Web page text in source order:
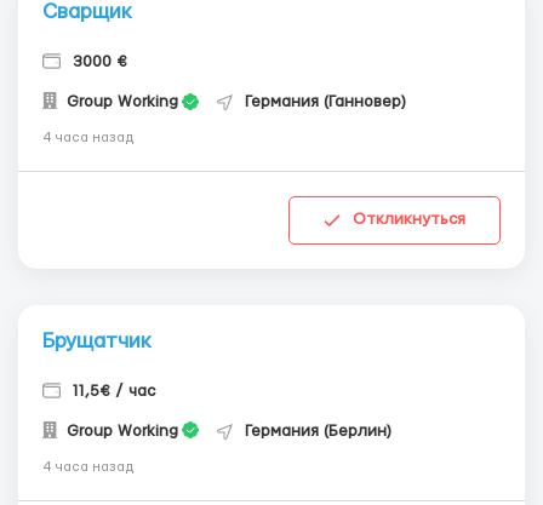
Сварщик
3000 €
Group Working Германия (Ганновер)
4 часа назад
Откликнуться
Брущатчик
11,5€ / час
Group Working Германия (Берлин)
4 часа назад